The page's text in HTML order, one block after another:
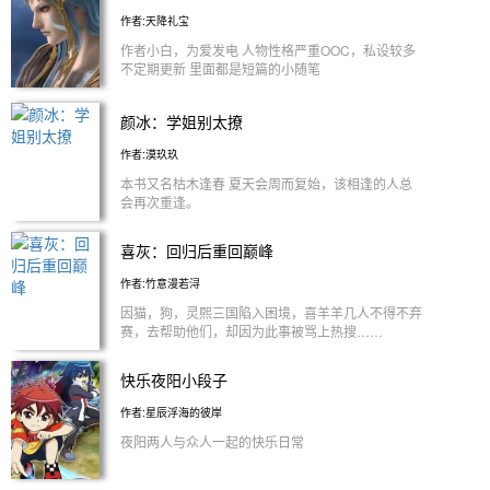
作者:天降礼宝
作者小白，为爱发电 人物性格严重OOC，私设较多
不定期更新 里面都是短篇的小随笔
颜冰：学姐别太撩
作者:漠玖玖
本书又名枯木逢春 夏天会周而复始，该相逢的人总
会再次重逢。
喜灰：回归后重回巅峰
作者:竹意漫若浔
因猫，狗，灵熙三国陷入困境，喜羊羊几人不得不弃
赛，去帮助他们，却因为此事被骂上热搜……
快乐夜阳小段子
作者:星辰浮海的彼岸
夜阳两人与众人一起的快乐日常